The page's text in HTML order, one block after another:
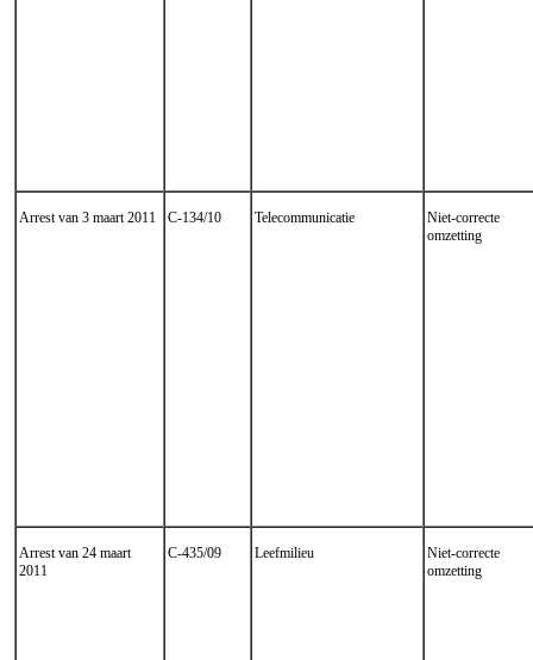
Arrest van 3 maart 2011 C-134/10 Telecommunicatie
Niet-correcte
omzetting
Arrest van 24 maart
2011
C-435/09 Leefmilieu
Niet-correcte
omzetting